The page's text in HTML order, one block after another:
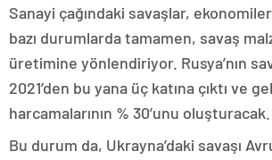
Sanayi çağındaki savaşlar,
bazı durumlarda tamamen, savaş
üretimine yönlendiriyor. Rusya’nın
2021’den bu yana üç katına çıktı ve
harcamalarının % 30’unu oluşturacak.
Bu durum da, Ukrayna’daki savaşı